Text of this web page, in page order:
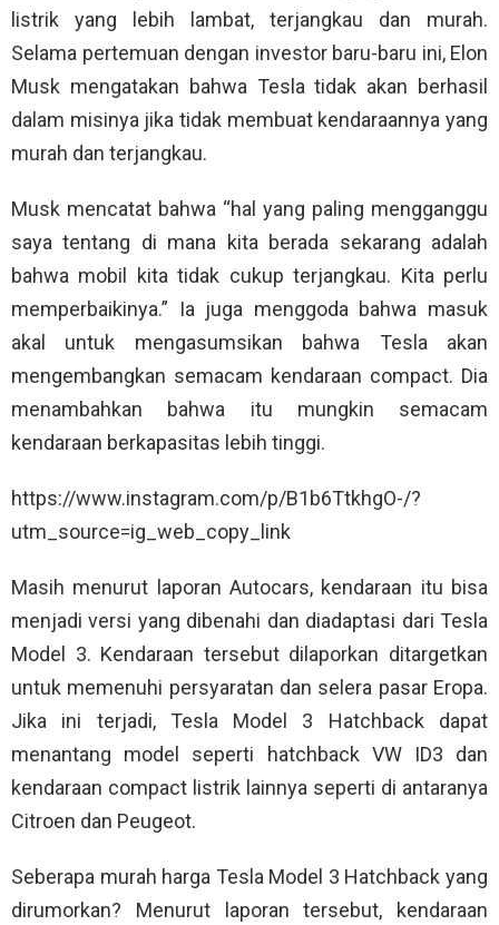
listrik yang lebih lambat, terjangkau dan murah.
Selama pertemuan dengan investor baru-baru ini, Elon
Musk mengatakan bahwa Tesla tidak akan berhasil
dalam misinya jika tidak membuat kendaraannya yang
murah dan terjangkau.
Musk mencatat bahwa “hal yang paling mengganggu
saya tentang di mana kita berada sekarang adalah
bahwa mobil kita tidak cukup terjangkau. Kita perlu
memperbaikinya.” Ia juga menggoda bahwa masuk
akal untuk mengasumsikan bahwa Tesla akan
mengembangkan semacam kendaraan compact. Dia
menambahkan bahwa itu mungkin semacam
kendaraan berkapasitas lebih tinggi.
https://www.instagram.com/p/B1b6TtkhgO-/?
utm_source=ig_web_copy_link
Masih menurut laporan Autocars, kendaraan itu bisa
menjadi versi yang dibenahi dan diadaptasi dari Tesla
Model 3. Kendaraan tersebut dilaporkan ditargetkan
untuk memenuhi persyaratan dan selera pasar Eropa.
Jika ini terjadi, Tesla Model 3 Hatchback dapat
menantang model seperti hatchback VW ID3 dan
kendaraan compact listrik lainnya seperti di antaranya
Citroen dan Peugeot.
Seberapa murah harga Tesla Model 3 Hatchback yang
dirumorkan? Menurut laporan tersebut, kendaraan